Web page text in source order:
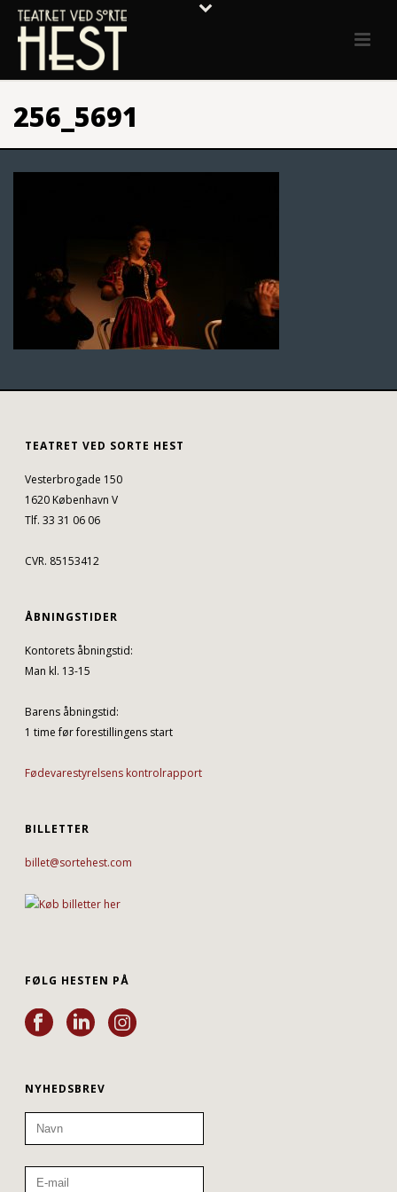
256_5691
TEATRET VED SORTE HEST
Vesterbrogade 150
1620 København V
Tlf. 33 31 06 06
CVR. 85153412
ÅBNINGSTIDER
Kontorets åbningstid:
Man kl. 13-15
Barens åbningstid:
1 time før forestillingens start
Fødevarestyrelsens kontrolrapport
BILLETTER
billet@sortehest.com
FØLG HESTEN PÅ
NYHEDSBREV